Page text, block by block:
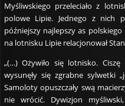
Myśliwskiego przeleciało z
polowe Lipie. Jednego z nich
późniejszy najlepszy as
na lotnisku Lipie relacjonował
„(…) Ożywiło się lotnisko.
wysunęły się zgrabne sylwetki
Samoloty opuszczały swą
nie wrócić. Dywizjon